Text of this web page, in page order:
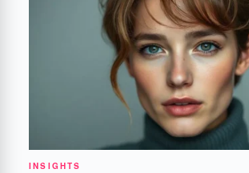
INSIGHTS